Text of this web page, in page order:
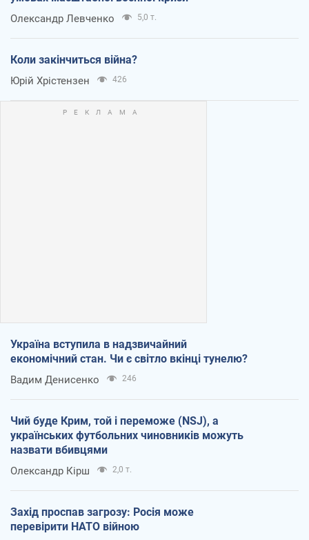
Олександр Левченко 5,0 т.
Коли закінчиться війна?
Юрій Хрістензен 426
Україна вступила в надзвичайний
економічний стан. Чи є світло вкінці тунелю?
Вадим Денисенко 246
Чий буде Крим, той і переможе (NSJ), а
українських футбольних чиновників можуть
назвати вбивцями
Олександр Кірш 2,0 т.
Захід проспав загрозу: Росія може
перевірити НАТО війною